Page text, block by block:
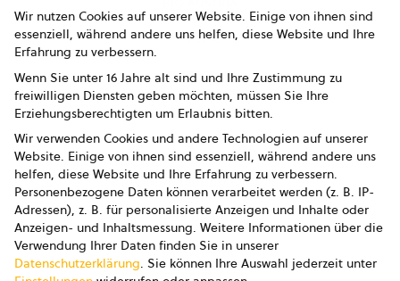
Presse
Impressum
Datenschutz
AGB
AGB Marketing GmbH
AGB Bildung
Newsletter
Wir nutzen Cookies auf unserer Website. Einige von ihnen sind
essenziell, während andere uns helfen, diese Website und Ihre
Erfahrung zu verbessern.
Wenn Sie unter 16 Jahre alt sind und Ihre Zustimmung zu
freiwilligen Diensten geben möchten, müssen Sie Ihre
Erziehungsberechtigten um Erlaubnis bitten.
Wir verwenden Cookies und andere Technologien auf unserer
Website. Einige von ihnen sind essenziell, während andere uns
helfen, diese Website und Ihre Erfahrung zu verbessern.
Personenbezogene Daten können verarbeitet werden (z. B. IP-
Adressen), z. B. für personalisierte Anzeigen und Inhalte oder
Anzeigen- und Inhaltsmessung. Weitere Informationen über die
Verwendung Ihrer Daten finden Sie in unserer
Datenschutzerklärung. Sie können Ihre Auswahl jederzeit unter